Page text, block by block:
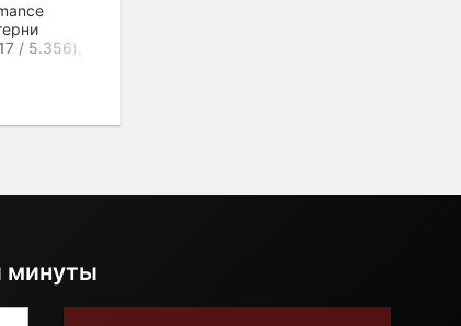
/ 5.356),
минуты